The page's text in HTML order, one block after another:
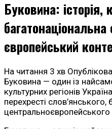
Буковина: історія,
європейський
На читання 3 хв
Буковина — один із
культурних регіонів
перехресті
центральноєвропейського